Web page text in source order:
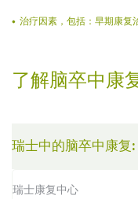
治疗因素，包括：早期康复
了解脑卒中康
瑞士中的脑卒中康复:
瑞士康复中心